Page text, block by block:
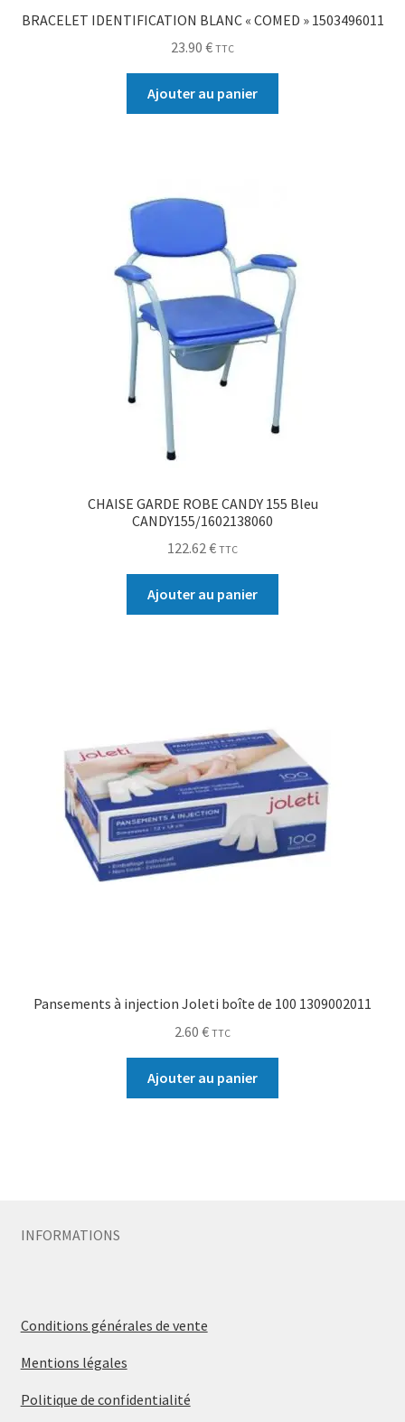
BRACELET IDENTIFICATION BLANC « COMED » 1503496011
23.90 € TTC
Ajouter au panier
CHAISE GARDE ROBE CANDY 155 Bleu
CANDY155/1602138060
122.62€ TTC
Ajouter au panier
Pansements à injection Joleti boîte de 100 1309002011
2.60 € TTC
Ajouter au panier
INFORMATIONS
Conditions générales de vente
Mentions légales
Politique de confidentialité